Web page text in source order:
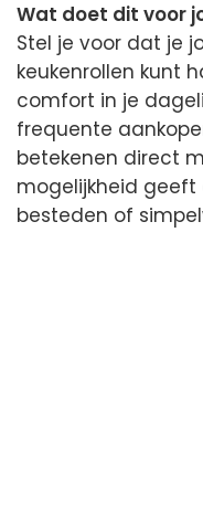
Wat doet dit voor
Stel je voor dat je
keukenrollen kunt
comfort in je
frequente
betekenen direct
mogelijkheid
besteden of